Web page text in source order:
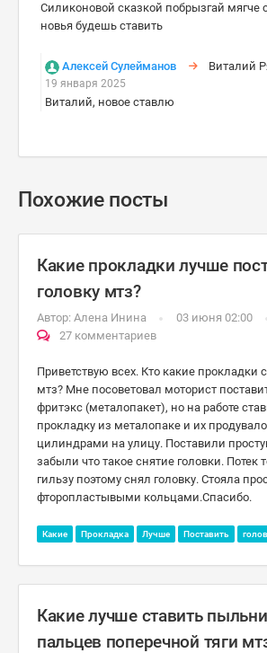
Силиконовой сказкой побрызгай мягче
новья будешь ставить
Алексей Сулейманов Виталий
19 января 2025
Виталий, новое ставлю
Похожие посты
Какие прокладки лучше
головку мтз?
Автор: Алена Инина
03 июня 02:00
27 комментариев
Приветствую всех. Кто какие прокладки
мтз? Мне посоветовал моторист
фритэкс (металопакет), но на работе
прокладку из металопаке и их
цилиндрами на улицу. Поставили
забыли что такое снятие головки. Потек
гильзу поэтому снял головку. Стояла
фторопластывыми кольцами.Спасибо.
Какие Прокладка Лучше Поставить
Какие лучше ставить
пальцев поперечной тяги